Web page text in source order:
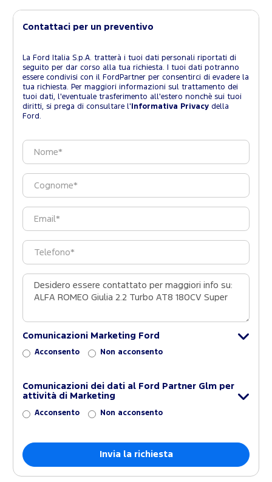
Contattaci per un preventivo
La Ford Italia S.p.A. tratterà i tuoi dati personali riportati di
seguito per dar corso alla tua richiesta. I tuoi dati potranno
essere condivisi con il FordPartner per consentirci di evadere la
tua richiesta. Per maggiori informazioni sul trattamento dei
tuoi dati, l'eventuale trasferimento all'estero nonchè sui tuoi
diritti, si prega di consultare l' Informativa Privacy della
Ford.
Comunicazioni Marketing Ford
Acconsento Non acconsento
Comunicazioni dei dati al Ford Partner Glm per
attività di Marketing
Acconsento Non acconsento